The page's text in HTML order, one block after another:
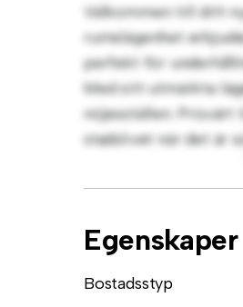
Välkommen till ditt
rumslägenhet
perfekt för
Med sitt utmärkta
nöjesställen.
stadslivet när det är
Egenskaper
Bostadsstyp